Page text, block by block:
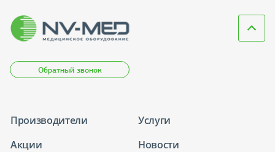
Обратный звонок
Производители
Услуги
Акции
Новости